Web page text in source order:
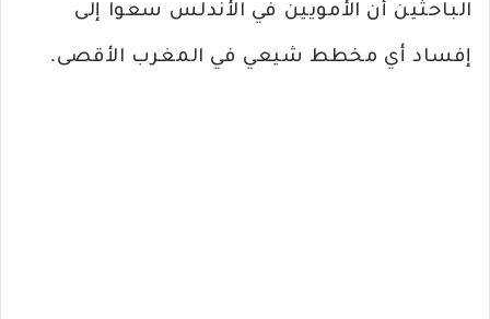
الباحثين أن الأمويين في الأندلس سعوا إلى
إفساد أي مخطط شيعي في المغرب الأقصى.